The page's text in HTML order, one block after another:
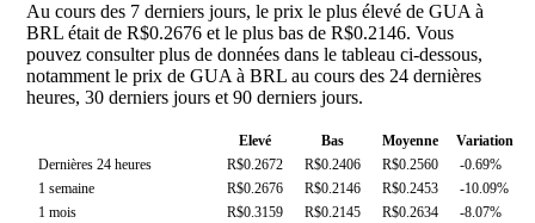
Au cours des 7 derniers jours, le prix le plus élevé de GUA à
BRL était de R$0.2676 et le plus bas de R$0.2146. Vous
pouvez consulter plus de données dans le tableau ci-dessous,
notamment le prix de GUA à BRL au cours des 24 dernières
heures, 30 derniers jours et 90 derniers jours.
Elevé Bas Moyenne
Variation
Dernières 24 heures
R$0.2672 R$0.2406 R$0.2560
-0.69%
1 semaine
R$0.2676 R$0.2146 R$0.2453
-10.09%
1 mois
R$0.3159 R$0.2145 R$0.2634
-8.07%